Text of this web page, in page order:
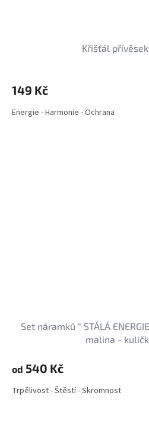
Křišťál
149 Kč
Energie - Harmonie - Ochrana
Set náramků " STÁLÁ
malina -
od 540 Kč
Trpělivost - Štěstí - Skromnost